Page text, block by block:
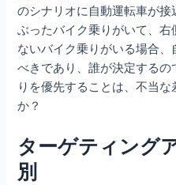
のシナリオに自動運転車が
ぶったバイク乗りがいて、
ないバイク乗りがいる場合
べきであり、誰が決定する
りを優先することは、不当
か？
ターゲティング
別